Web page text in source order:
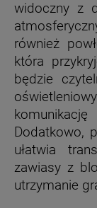
widoczny z
również
która
będzie
Dodatkowo,
ułatwia
zawiasy z
utrzymanie